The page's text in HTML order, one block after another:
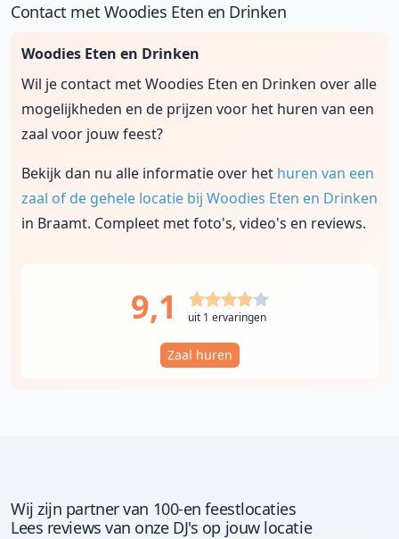
Contact met Woodies Eten en Drinken
Woodies Eten en Drinken
Wil je contact met Woodies Eten en Drinken over alle
mogelijkheden en de prijzen voor het huren van een
zaal voor jouw feest?
Bekijk dan nu alle informatie over het huren van een
zaal of de gehele locatie bij Woodies Eten en Drinken
in Braamt. Compleet met foto's, video's en reviews.
9,1 uit 1 ervaringen
Zaal huren
Wij zijn partner van 100-en feestlocaties
Lees reviews van onze DJ's op jouw locatie